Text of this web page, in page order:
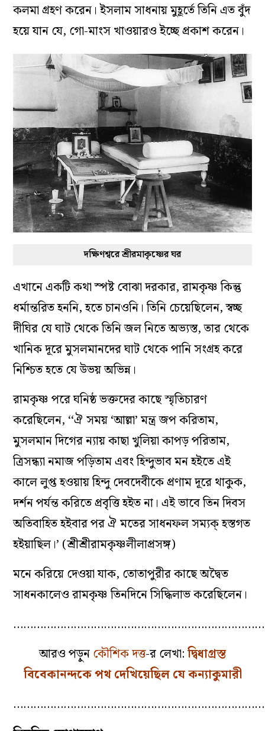
কলমা গ্রহণ করেন। ইসলাম সাধনায় মুহূর্তে তিনি এত বুঁদ
হয়ে যান যে, গো-মাংস খাওয়ারও ইচ্ছে প্রকাশ করেন।
দক্ষিণশ্বরে শ্রীরমাকৃষ্ণের ঘর
এখানে একটি কথা স্পষ্ট বোঝা দরকার, রামকৃষ্ণ কিন্তু
ধর্মান্তরিত হননি, হতে চানওনি। তিনি চেয়েছিলেন, স্বচ্ছ
দীঘির যে ঘাট থেকে তিনি জল নিতে অভ্যস্ত, তার থেকে
খানিক দূরে মুসলমানদের ঘাট থেকে পানি সংগ্রহ করে
নিশ্চিত হতে যে উভয় অভিন্ন।
রামকৃষ্ণ পরে ঘনিষ্ঠ ভক্তদের কাছে স্মৃতিচারণ
করেছিলেন, ‘‘ঐ সময় ‘আল্লা’ মন্ত্র জপ করিতাম,
মুসলমান দিগের ন্যায় কাছা খুলিয়া কাপড় পরিতাম,
ত্রিসন্ধ্যা নমাজ পড়িতাম এবং হিন্দুভাব মন হইতে এই
কালে লুপ্ত হওয়ায় হিন্দু দেবদেবীকে প্রণাম দূরে থাকুক,
দর্শন পর্যন্ত করিতে প্রবৃত্তি হইত না। এই ভাবে তিন দিবস
অতিবাহিত হইবার পর ঐ মতের সাধনফল সম্যক্‌ হস্তগত
হইয়াছিল।’ (শ্রীশ্রীরামকৃষ্ণলীলাপ্রসঙ্গ)
মনে করিয়ে দেওয়া যাক, তোতাপুরীর কাছে অদ্বৈত
সাধনকালেও রামকৃষ্ণ তিনদিনে সিদ্ধিলাভ করেছিলেন।
আরও পড়ুনকৌশিক দত্ত-র লেখা:দ্বিধাগ্রস্ত
বিবেকানন্দকে পথ দেখিয়েছিল যে কন্যাকুমারী